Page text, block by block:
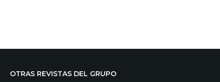
OTRAS REVISTAS DEL GRUPO